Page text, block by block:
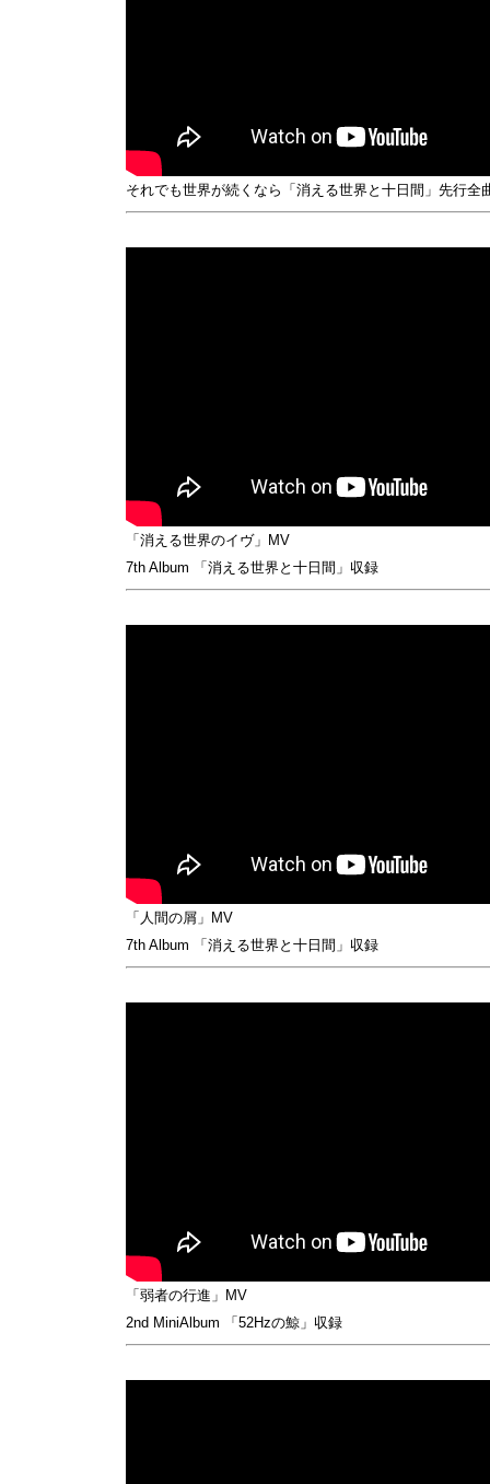
それでも世界が続くなら「消える世界と十日間」先行全
「消える世界のイヴ」MV
7th Album 「消える世界と十日間」収録
「人間の屑」MV
7th Album 「消える世界と十日間」収録
「弱者の行進」MV
2nd MiniAlbum 「52Hzの鯨」収録